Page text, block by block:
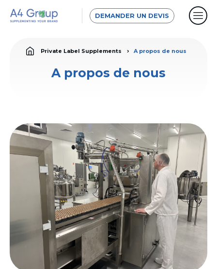
DEMANDER UN DEVIS
Private Label Supplements A propos de nous
A propos de nous